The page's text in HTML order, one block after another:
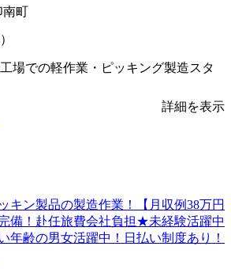
南町
場での軽作業・ピッキング製造スタ
詳細を表示